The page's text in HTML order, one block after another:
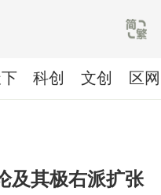
科创 文创 区网
及其极右派扩张